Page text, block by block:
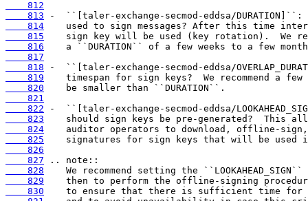
    812
    813
    814
    815
    816
    817
    818
    819
    820
    821
    822
    823
    824
    825
    826
    827
    828
    829
    830